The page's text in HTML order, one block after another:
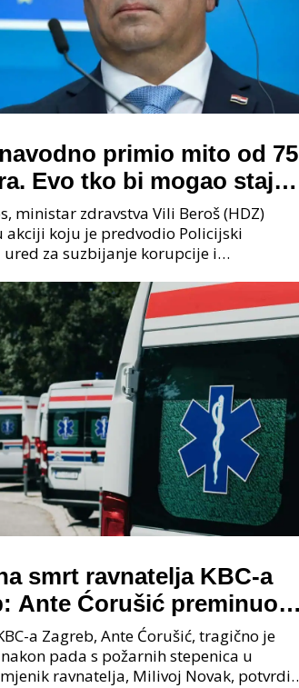
primio mito od 75
Evo tko bi mogao stajati
zločinačkog udruženja
ministar zdravstva Vili Beroš (HDZ)
akciji koju je predvodio Policijski
za suzbijanje korupcije i
smrt ravnatelja KBC-a
Ante Ćorušić preminuo
u bolnici, policija na
događaja
a Zagreb, Ante Ćorušić, tragično je
pada s požarnih stepenica u
ravnatelja, Milivoj Novak, potvrdio